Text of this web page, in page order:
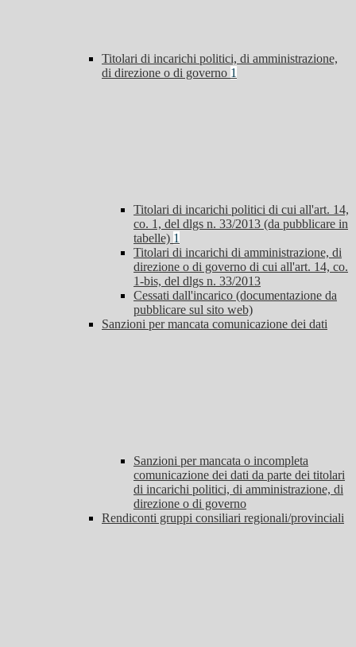
Titolari di incarichi politici, di amministrazione,
di direzione o di governo 1
Titolari di incarichi politici di cui all'art. 14,
co. 1, del dlgs n. 33/2013 (da pubblicare in
tabelle) 1
Titolari di incarichi di amministrazione, di
direzione o di governo di cui all'art. 14, co.
1-bis, del dlgs n. 33/2013
Cessati dall'incarico (documentazione da
pubblicare sul sito web)
Sanzioni per mancata comunicazione dei dati
Sanzioni per mancata o incompleta
comunicazione dei dati da parte dei titolari
di incarichi politici, di amministrazione, di
direzione o di governo
Rendiconti gruppi consiliari regionali/provinciali